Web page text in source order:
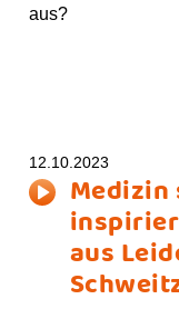
aus?
Medizin
aus
12.10.2023